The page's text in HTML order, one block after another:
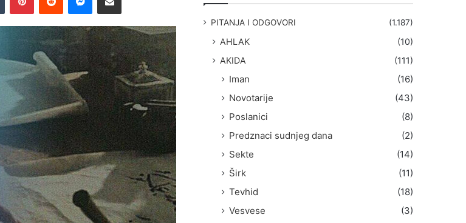
PITANJA I ODGOVORI (1.187)
AHLAK
(10)
AKIDA
(111)
Iman
(16)
Novotarije
(43)
Poslanici
(8)
Predznaci sudnjeg dana
(2)
Sekte
(14)
Širk
(11)
Tevhid
(18)
Vesvese
(3)